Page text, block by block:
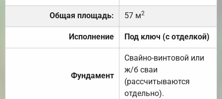
Общая площадь: 57 м2
Исполнение Под ключ (с отделкой)
Фундамент
Свайно-винтовой или
ж/б сваи
(рассчитываются
отдельно).